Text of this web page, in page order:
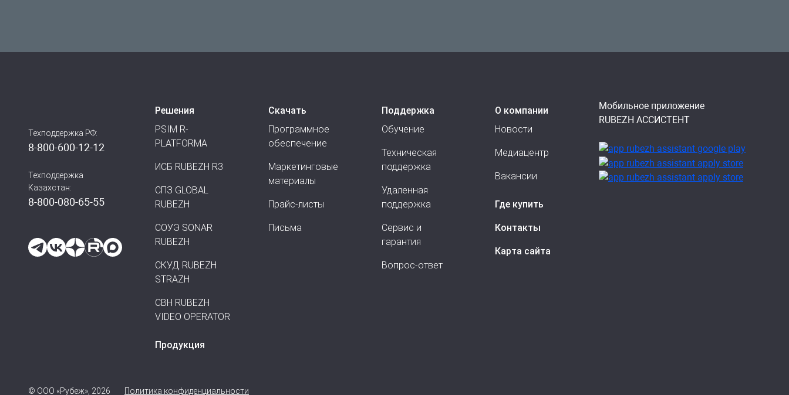
Техподдержка РФ:
8-800-600-12-12
Техподдержка
Казахстан:
8-800-080-65-55
Решения
PSIM R-
PLATFORMA
ИСБ RUBEZH R3
СПЗ GLOBAL
RUBEZH
СОУЭ SONAR
RUBEZH
СКУД RUBEZH
STRAZH
СВН RUBEZH
VIDEO OPERATOR
Продукция
Скачать
Программное
обеспечение
Маркетинговые
материалы
Прайс-листы
Письма
Поддержка
Обучение
Техническая
поддержка
Удаленная
поддержка
Сервис и
гарантия
Вопрос-ответ
О компании
Новости
Медиацентр
Вакансии
Где купить
Контакты
Карта сайта
Мобильное приложение
RUBEZH АССИСТЕНТ
© ООО «Рубеж», 2026 Политика конфиденциальности